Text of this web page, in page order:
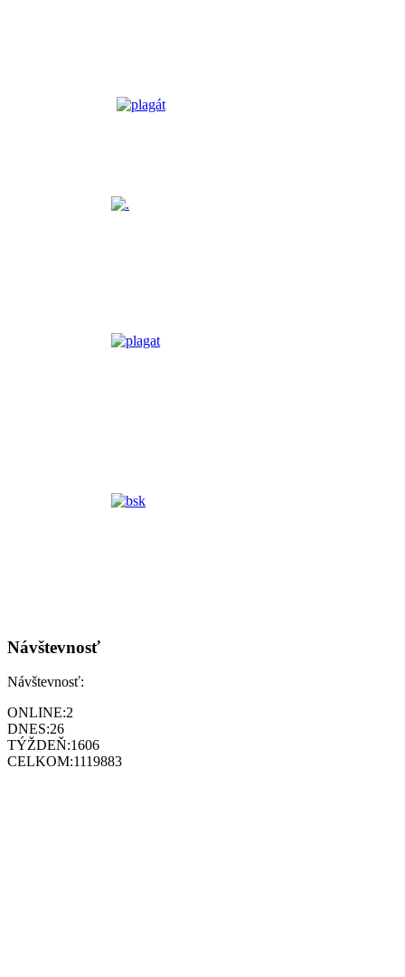
Návštevnosť
Návštevnosť:
ONLINE:2
DNES:26
TÝŽDEŇ:1606
CELKOM:1119883